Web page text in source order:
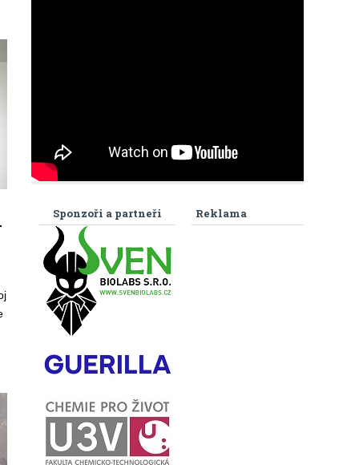
Reklama
Sponzoři a partneři